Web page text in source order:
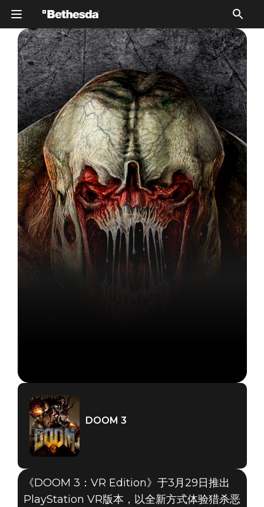
DOOM 3
《DOOM 3：VR Edition》于3月29日推出
PlayStation VR版本，以全新方式体验猎杀恶